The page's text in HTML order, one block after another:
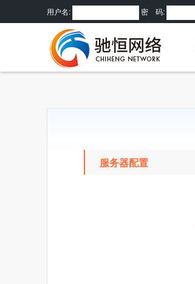
用户名: 密 码:
服务器配置